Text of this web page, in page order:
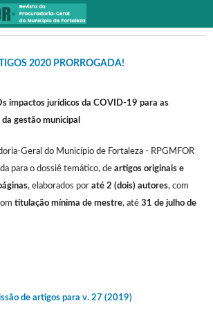
2020 PRORROGADA!
impactos jurídicos da COVID-19 para as
gestão municipal
Geral do Município de Fortaleza - RPGMFOR
para o dossiê temático, de artigos originais e
, elaborados por até 2 (dois) autores, com
titulação mínima de mestre, até 31 de julho de
de artigos para v. 27 (2019)